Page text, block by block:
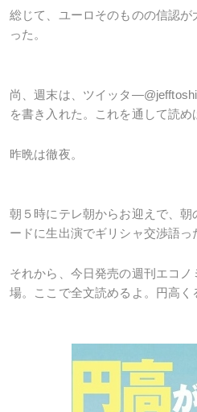
総じて、ユーロそのものの信認
った。
尚、週末は、ツイッタ―
を書き入れた。これを通して読め
昨晩は徹夜。
朝５時にテレ朝からお迎えで、
ードに生出演でギリシャ交渉語っ
それから、今日発売の週刊エコ
場。ここで全文読めるよ。円高く